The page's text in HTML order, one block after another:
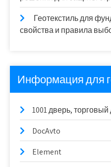
Геотекстиль для
свойства и правила
Информация для
1001 дверь,
DocAvto
Element